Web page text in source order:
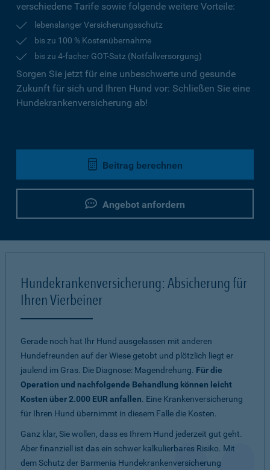
verschiedene Tarife sowie folgende weitere Vorteile:
lebenslanger Versicherungsschutz
bis zu 100 % Kostenübernahme
bis zu 4-facher GOT-Satz (Notfallversorgung)
Sorgen Sie jetzt für eine unbeschwerte und gesunde
Zukunft für sich und Ihren Hund vor: Schließen Sie eine
Hundekrankenversicherung ab!
Beitrag berechnen
Angebot anfordern
Hundekrankenversicherung: Absicherung für
Ihren Vierbeiner
Gerade noch hat Ihr Hund ausgelassen mit anderen
Hundefreunden auf der Wiese getobt und plötzlich liegt er
jaulend im Gras. Die Diagnose: Magendrehung. Für die
Operation und nachfolgende Behandlung können leicht
Kosten über 2.000 EUR anfallen. Eine Krankenversicherung
für Ihren Hund übernimmt in diesem Falle die Kosten.
Ganz klar, Sie wollen, dass es Ihrem Hund jederzeit gut geht.
Aber finanziell ist das ein schwer kalkulierbares Risiko. Mit
dem Schutz der Barmenia Hundekrankenversicherung